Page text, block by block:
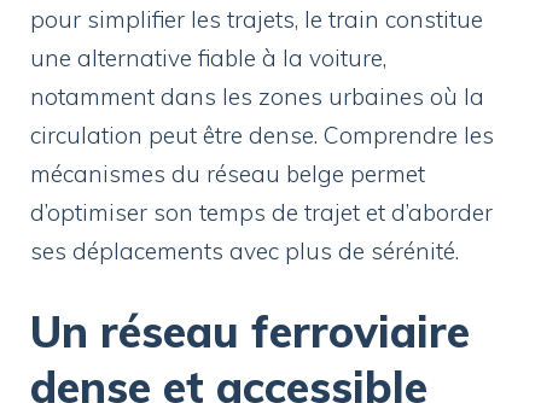
pour simplifier les trajets, le train constitue
une alternative fiable à la voiture,
notamment dans les zones urbaines où la
circulation peut être dense. Comprendre les
mécanismes du réseau belge permet
d’optimiser son temps de trajet et d’aborder
ses déplacements avec plus de sérénité.
Un réseau ferroviaire
dense et accessible